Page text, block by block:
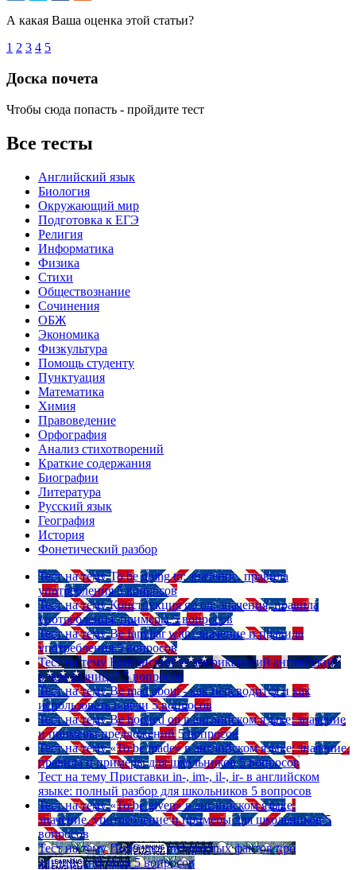
А какая Ваша оценка этой статьи?
1 2 3 4 5
Доска почета
Чтобы сюда попасть - пройдите тест
Все тесты
Английский язык
Биология
Окружающий мир
Подготовка к ЕГЭ
Религия
Информатика
Физика
Стихи
Обществознание
Сочинения
ОБЖ
Экономика
Физкультура
Помощь студенту
Пунктуация
Математика
Химия
Правоведение
Орфография
Анализ стихотворений
Краткие содержания
Биографии
Литература
Русский язык
География
История
Фонетический разбор
Тест на тему To be going to: значение, правила
употребления 5 вопросов
Тест на тему Конструкция go on: значения, правила
употребления, примеры 5 вопросов
Тест на тему Be familiar with: значение и правила
употребления 5 вопросов
Тест на тему Британский vs американский английский:
в чем разница? 5 вопросов
Тест на тему Be mad about - как переводится и как
использовать в речи 5 вопросов
Тест на тему Be hooked on в английском языке: значение
и примеры предложений 5 вопросов
Тест на тему «To be made» в английском языке: значение,
правила и примеры для школьников 5 вопросов
Тест на тему Приставки in-, im-, il-, ir- в английском
языке: полный разбор для школьников 5 вопросов
Тест на тему «To be given» в английском языке:
значение, употребление и примеры для школьников 5
вопросов
Тест на тему Подборка интересных фактов про
английский язык 5 вопросов